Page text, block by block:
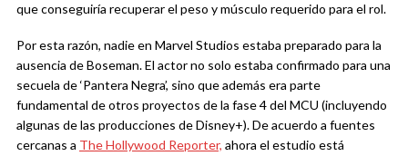
que conseguiría recuperar el peso y músculo requerido para el rol.
Por esta razón, nadie en Marvel Studios estaba preparado para la
ausencia de Boseman. El actor no solo estaba confirmado para una
secuela de ‘Pantera Negra’, sino que además era parte
fundamental de otros proyectos de la fase 4 del MCU (incluyendo
algunas de las producciones de Disney+). De acuerdo a fuentes
cercanas a The Hollywood Reporter, ahora el estudio está